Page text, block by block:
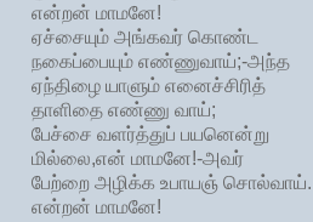
என்றன் மாமனே!
ஏச்சையும் அங்கவர் கொண்ட
நகைப்பையும் எண்ணுவாய்;-அந்த
ஏந்திழை யாளும் எனைச்சிரித்
தாளிதை எண்ணு வாய்;
பேச்சை வளர்த்துப் பயனென்று
மில்லை,என் மாமனே!-அவர்
பேற்றை அழிக்க உபாயஞ் சொல்வாய்.
என்றன் மாமனே!